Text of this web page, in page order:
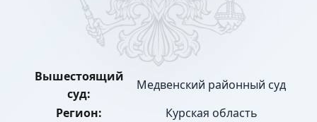
Вышестоящий
суд:
Медвенский районный суд
Регион:
Курская область